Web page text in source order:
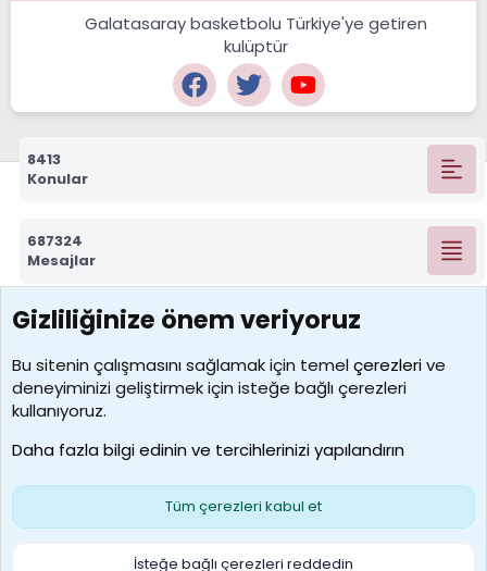
Galatasaray basketbolu Türkiye'ye getiren
kulüptür
8413
Konular
687324
Mesajlar
7390
Kullanıcılar
MosesBrownHayranı
Son üye
Çerezler
S
Gizliliğinize önem veriyoruz
Bu sitenin çalışmasını sağlamak için temelçerezlerive
deneyiminizi geliştirmek için isteğe bağlı çerezleri
kullanıyoruz.
Daha fazla bilgi edinin ve tercihlerinizi yapılandırın
Tüm çerezleri kabul et
İsteğe bağlı çerezleri reddedin